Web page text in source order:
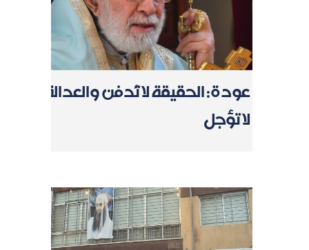
عودة: الحقيقة لا تُدفن والعدالة
لا تؤجل